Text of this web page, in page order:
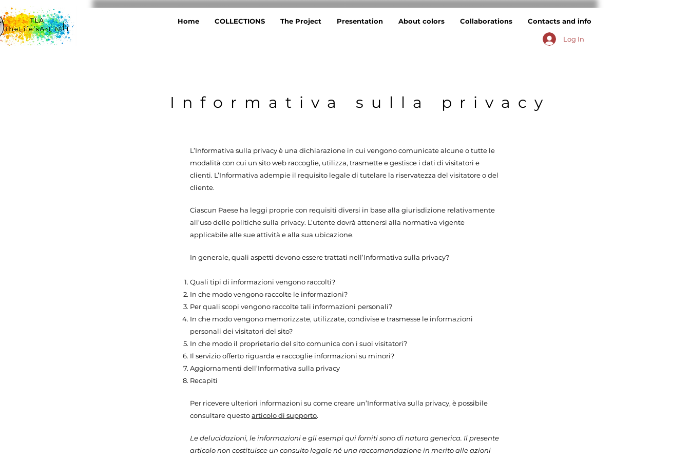
Home COLLECTIONS The Project Presentation About colors Collaborations Contacts and info
Log In
Informativa sulla privacy
L’Informativa sulla privacy è una dichiarazione in cui vengono comunicate alcune o tutte le
modalità con cui un sito web raccoglie, utilizza, trasmette e gestisce i dati di visitatori e
clienti. L’Informativa adempie il requisito legale di tutelare la riservatezza del visitatore o del
cliente.
Ciascun Paese ha leggi proprie con requisiti diversi in base alla giurisdizione relativamente
all’uso delle politiche sulla privacy. L’utente dovrà attenersi alla normativa vigente
applicabile alle sue attività e alla sua ubicazione.
In generale, quali aspetti devono essere trattati nell’Informativa sulla privacy?
Quali tipi di informazioni vengono raccolti?
In che modo vengono raccolte le informazioni?
Per quali scopi vengono raccolte tali informazioni personali?
In che modo vengono memorizzate, utilizzate, condivise e trasmesse le informazioni
personali dei visitatori del sito?
In che modo il proprietario del sito comunica con i suoi visitatori?
Il servizio offerto riguarda e raccoglie informazioni su minori?
Aggiornamenti dell’Informativa sulla privacy
Recapiti
Per ricevere ulteriori informazioni su come creare un’Informativa sulla privacy, è possibile
consultare questoarticolo di supporto.
Le delucidazioni, le informazioni e gli esempi qui forniti sono di natura generica. Il presente
articolo non costituisce un consulto legale né una raccomandazione in merito alle azioni